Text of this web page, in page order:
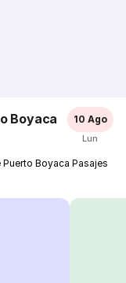
Boyaca 10 Ago
Lun
Boyaca Pasajes